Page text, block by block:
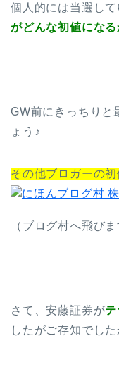
個人的には当選し
がどんな初値にな
GW前にきっちりと
ょう♪
その他ブロガーの
（ブログ村へ飛びま
さて、安藤証券が
したがご存知でし